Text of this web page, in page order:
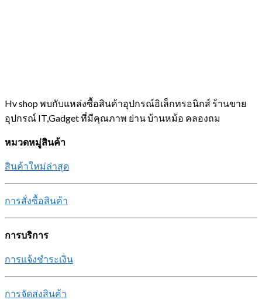
Hv shop พบกับแหล่งซื้อสินค้าอุปกรณ์อิเล็กทรอนิกส์ ร้านขาย
อุปกรณ์ IT,Gadget ที่มีคุณภาพ ย่าน บ้านหม้อ คลองถม
หมวดหมู่สินค้า
สินค้าใหม่ล่าสุด
การสั่งซื้อสินค้า
การบริการ
การแจ้งชำระเงิน
การจัดส่งสินค้า